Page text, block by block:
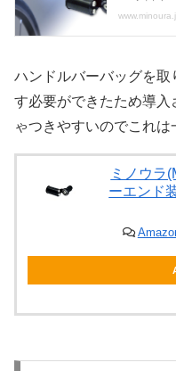
ハンドルバーバッグを
す必要ができたため導入
ゃつきやすいのでこれは
ミノウラ
ーエンド